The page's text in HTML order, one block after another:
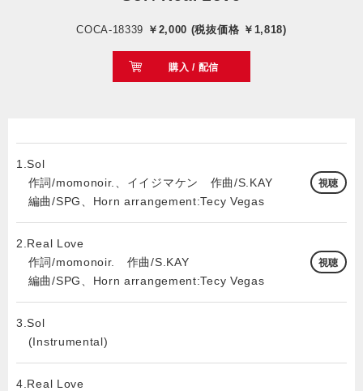
閉じる
COCA-18339 ￥2,000 (税抜価格 ￥1,818)
購入 / 配信
1.Sol
作詞/momonoir.、イイジマケン 作曲/S.KAY
編曲/SPG、Horn arrangement:Tecy Vegas
視聴
2.Real Love
作詞/momonoir. 作曲/S.KAY
編曲/SPG、Horn arrangement:Tecy Vegas
視聴
3.Sol
(Instrumental)
4.Real Love